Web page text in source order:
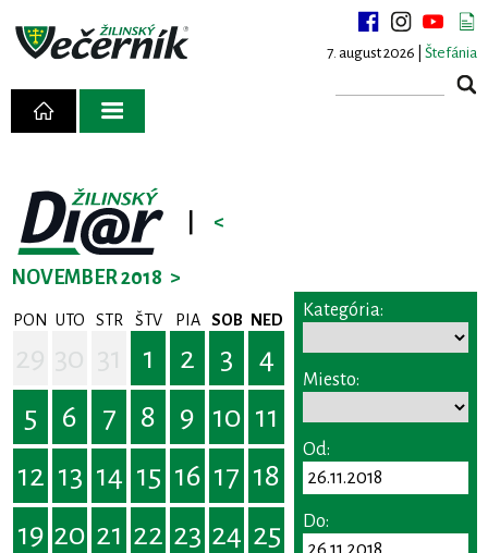
7. august 2026 | Štefánia
<
NOVEMBER 2018 >
PON UTO STR ŠTV PIA SOB NED
1 2 3
4
5
6 7 8 9 10 11
12 13 14 15 16 17 18
19 20 21 22 23 24 25
Kategória:
Miesto:
Od:
Do: